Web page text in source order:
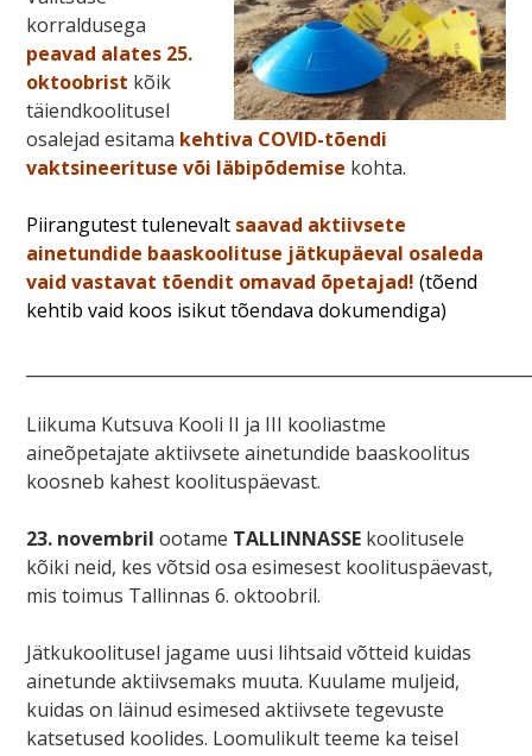
korraldusega
peavad alates 25.
oktoobrist kõik
täiendkoolitusel
osalejad esitama kehtiva COVID-tõendi
vaktsineeritusevõi läbipõdemise kohta.
Piirangutest tulenevalt saavad aktiivsete
ainetundide baaskoolituse jätkupäeval osaleda
vaid vastavat tõendit omavad õpetajad! (tõend
kehtib vaid koos isikut tõendava dokumendiga)
Liikuma Kutsuva Kooli II ja III kooliastme
aineõpetajate aktiivsete ainetundide baaskoolitus
koosneb kahest koolituspäevast.
23. novembril ootame TALLINNASSE koolitusele
kõiki neid, kes võtsid osa esimesest koolituspäevast,
mis toimus Tallinnas 6. oktoobril.
Jätkukoolitusel jagame uusi lihtsaid võtteid kuidas
ainetunde aktiivsemaks muuta. Kuulame muljeid,
kuidas on läinud esimesed aktiivsete tegevuste
katsetused koolides. Loomulikult teeme ka teisel